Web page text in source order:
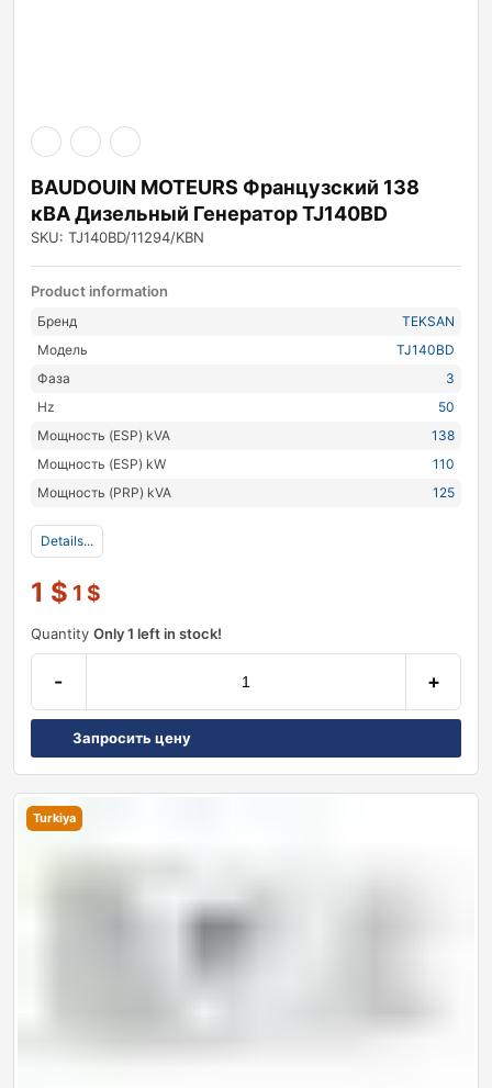
BAUDOUIN MOTEURS Французский 138
кВА Дизельный Генератор TJ140BD
SKU: TJ140BD/11294/KBN
Product information
Бренд
TEKSAN
Модель
TJ140BD
Фаза
3
Hz
50
Мощность (ESP) kVA
138
Мощность (ESP) kW
110
Мощность (PRP) kVA
125
Details...
1 $ 1 $
Quantity Only 1 left in stock!
- +
Запросить цену
Turkiya